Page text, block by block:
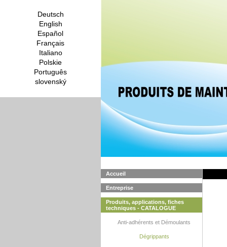
Deutsch
English
Español
Français
Italiano
Polskie
Português
slovenský
Accueil
Entreprise
Produits, applications, fiches
techniques - CATALOGUE
Anti-adhérents et Démoulants
Dégrippants